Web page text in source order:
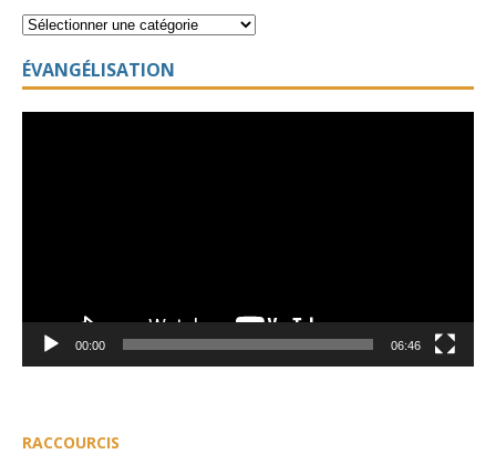
ÉVANGÉLISATION
00:00 06:46
RACCOURCIS